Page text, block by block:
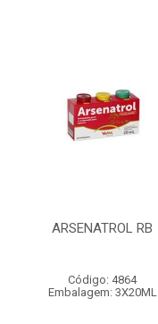
ARSENATROL RB
Código: 4864
Embalagem: 3X20ML